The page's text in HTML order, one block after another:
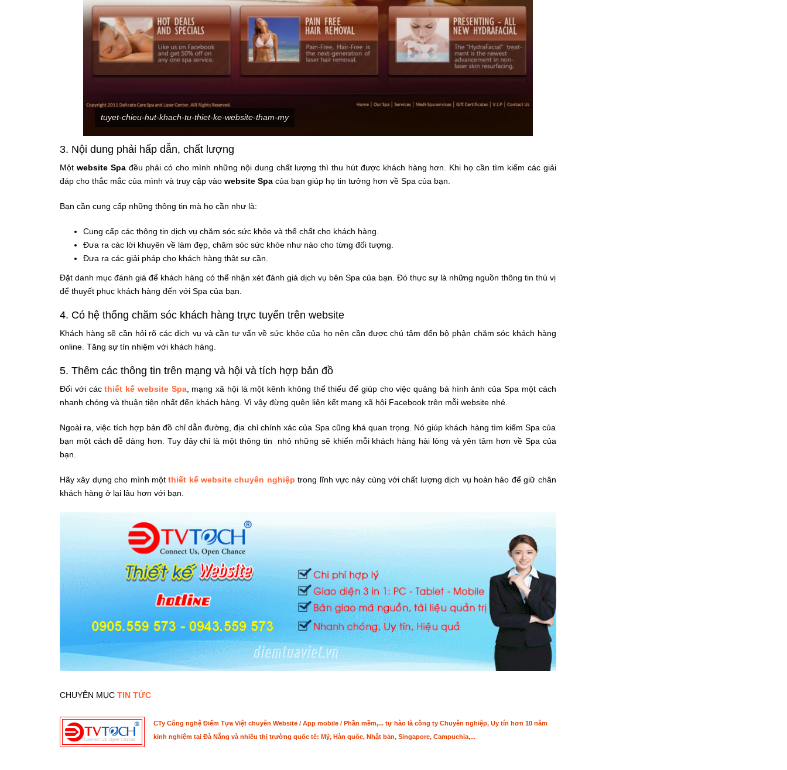
tuyet-chieu-hut-khach-tu-thiet-ke-website-tham-my
3. Nội dung phải hấp dẫn, chất lượng
Một website Spađều phải có cho mình những nội dung chất lượng thì thu hút được khách hàng hơn. Khi họ cần tìm kiếm các giải
đáp cho thắc mắc của mình và truy cập vào website Spa của bạn giúp họ tin tưởng hơn về Spa của bạn.
Bạn cần cung cấp những thông tin mà họ cần như là:
Cung cấp các thông tin dịch vụ chăm sóc sức khỏe và thể chất cho khách hàng.
Đưa ra các lời khuyên về làm đẹp, chăm sóc sức khỏe như nào cho từng đối tượng.
Đưa ra các giải pháp cho khách hàng thật sự cần.
Đặt danh mục đánh giá để khách hàng có thể nhận xét đánh giá dịch vụ bên Spa của bạn. Đó thực sự là những nguồn thông tin thú vị
để thuyết phục khách hàng đến với Spa của bạn.
4. Có hệ thống chăm sóc khách hàng trực tuyến trên website
Khách hàng sẽ cần hỏi rõ các dịch vụ và cần tư vấn về sức khỏe của họ nên cần được chú tâm đến bộ phận chăm sóc khách hàng
online. Tăng sự tín nhiệm với khách hàng.
5. Thêm các thông tin trên mạng và hội và tích hợp bản đồ
Đối với cácthiết kế website Spa, mạng xã hội là một kênh không thể thiếu để giúp cho việc quảng bá hình ảnh của Spa một cách
nhanh chóng và thuận tiện nhất đến khách hàng. Vì vậy đừng quên liên kết mạng xã hội Facebook trên mỗi website nhé.
Ngoài ra, việc tích hợp bản đồ chỉ dẫn đường, địa chỉ chính xác của Spa cũng khá quan trọng. Nó giúp khách hàng tìm kiếm Spa của
bạn một cách dễ dàng hơn. Tuy đây chỉ là một thông tin nhỏ những sẽ khiến mỗi khách hàng hài lòng và yên tâm hơn về Spa của
bạn.
Hãy xây dựng cho mình mộtthiết kế website chuyên nghiệp trong lĩnh vực này cùng với chất lượng dịch vụ hoàn hảo để giữ chân
khách hàng ở lại lâu hơn với bạn.
CHUYÊN MỤC TIN TỨC
CTy Công nghệ Điểm Tựa Việt chuyên Website / App mobile / Phần mềm,... tự hào là công ty Chuyên nghiệp, Uy tín hơn 10 năm
kinh nghiệm tại Đà Nẵng và nhiều thị trường quốc tế: Mỹ, Hàn quốc, Nhật bản, Singapore, Campuchia,...